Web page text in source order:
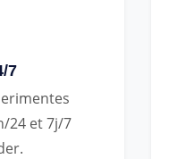
7
24 et 7j/7